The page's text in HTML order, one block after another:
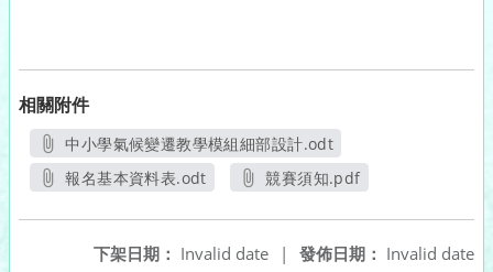
相關附件
中小學氣候變遷教學模組細部設計.odt
另開新視窗
報名基本資料表.odt
競賽須知.pdf
發佈日期： Invalid date
下架日期： Invalid date
|